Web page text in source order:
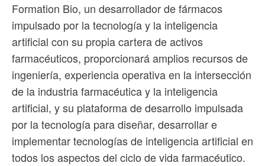
Formation Bio, un desarrollador de fármacos
impulsado por la tecnología y la inteligencia
artificial con su propia cartera de activos
farmacéuticos, proporcionará amplios recursos de
ingeniería, experiencia operativa en la intersección
de la industria farmacéutica y la inteligencia
artificial, y su plataforma de desarrollo impulsada
por la tecnología para diseñar, desarrollar e
implementar tecnologías de inteligencia artificial en
todos los aspectos del ciclo de vida farmacéutico.